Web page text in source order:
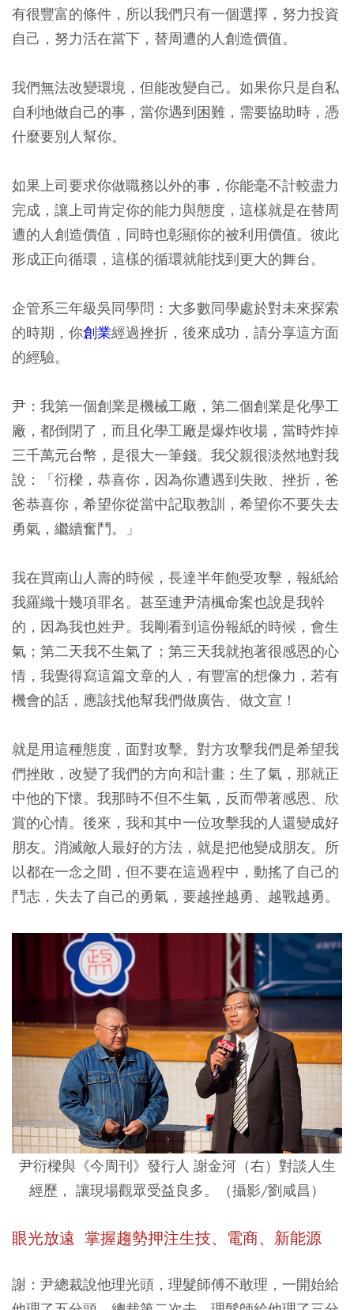
有很豐富的條件，所以我們只有一個選擇，努力投資
自己，努力活在當下，替周遭的人創造價值。
我們無法改變環境，但能改變自己。如果你只是自私
自利地做自己的事，當你遇到困難，需要協助時，憑
什麼要別人幫你。
如果上司要求你做職務以外的事，你能毫不計較盡力
完成，讓上司肯定你的能力與態度，這樣就是在替周
遭的人創造價值，同時也彰顯你的被利用價值。彼此
形成正向循環，這樣的循環就能找到更大的舞台。
企管系三年級吳同學問：大多數同學處於對未來探索
的時期，你創業經過挫折，後來成功，請分享這方面
的經驗。
尹：我第一個創業是機械工廠，第二個創業是化學工
廠，都倒閉了，而且化學工廠是爆炸收場，當時炸掉
三千萬元台幣，是很大一筆錢。我父親很淡然地對我
說：「衍樑，恭喜你，因為你遭遇到失敗、挫折，爸
爸恭喜你，希望你從當中記取教訓，希望你不要失去
勇氣，繼續奮鬥。」
我在買南山人壽的時候，長達半年飽受攻擊，報紙給
我羅織十幾項罪名。甚至連尹清楓命案也說是我幹
的，因為我也姓尹。我剛看到這份報紙的時候，會生
氣；第二天我不生氣了；第三天我就抱著很感恩的心
情，我覺得寫這篇文章的人，有豐富的想像力，若有
機會的話，應該找他幫我們做廣告、做文宣！
就是用這種態度，面對攻擊。對方攻擊我們是希望我
們挫敗，改變了我們的方向和計畫；生了氣，那就正
中他的下懷。我那時不但不生氣，反而帶著感恩、欣
賞的心情。後來，我和其中一位攻擊我的人還變成好
朋友。消滅敵人最好的方法，就是把他變成朋友。所
以都在一念之間，但不要在這過程中，動搖了自己的
鬥志，失去了自己的勇氣，要越挫越勇、越戰越勇。
尹衍樑與《今周刊》發行人 謝金河（右）對談人生
經歷， 讓現場觀眾受益良多。（攝影/劉咸昌）
眼光放遠 掌握趨勢押注生技、電商、新能源
謝：尹總裁說他理光頭，理髮師傅不敢理，一開始給